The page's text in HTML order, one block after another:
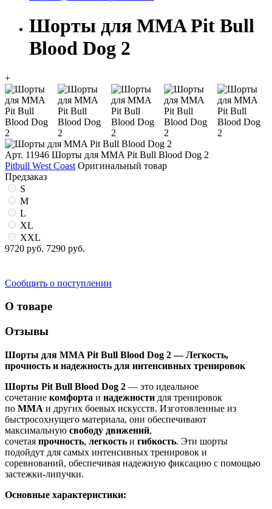
Шорты для MMA Pit Bull
Blood Dog 2
+
Арт. 11946 Шорты для MMA Pit Bull Blood Dog 2
Pitbull West Coast Оригинальный товар
Предзаказ
S
M
L
XL
XXL
9720 руб. 7290 руб.
Сообщить о поступлении
О товаре
Отзывы
Шорты для MMA Pit Bull Blood Dog 2 — Легкость,
прочность и надежность для интенсивных тренировок
Шорты Pit Bull Blood Dog 2 — это идеальное
сочетание комфорта и надежности для тренировок
по ММА и других боевых искусств. Изготовленные из
быстросохнущего материала, они обеспечивают
максимальную свободу движений,
сочетая прочность, легкость и гибкость. Эти шорты
подойдут для самых интенсивных тренировок и
соревнований, обеспечивая надежную фиксацию с помощью
застежки-липучки.
Основные характеристики: